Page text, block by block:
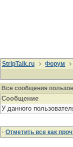
StripTalk.ru Форум
Все сообщения
Сообщение
У данного
· Отметить все как